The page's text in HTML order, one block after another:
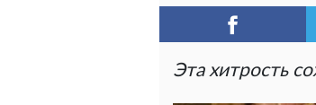
Эта хитрость